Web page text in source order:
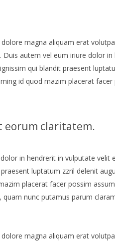
magna aliquam erat
autem vel eum iriure dolor
qui blandit praesent
id quod mazim placerat facer
eorum claritatem.
in hendrerit in vulputate velit
luptatum zzril delenit
placerat facer possim
nunc putamus parum
magna aliquam erat